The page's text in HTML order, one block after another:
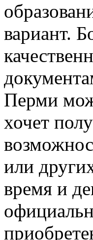
вариант.
Перми
хочет
или
время и